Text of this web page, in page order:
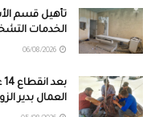
تأهيل قسم
الخدمات
العمال بدير